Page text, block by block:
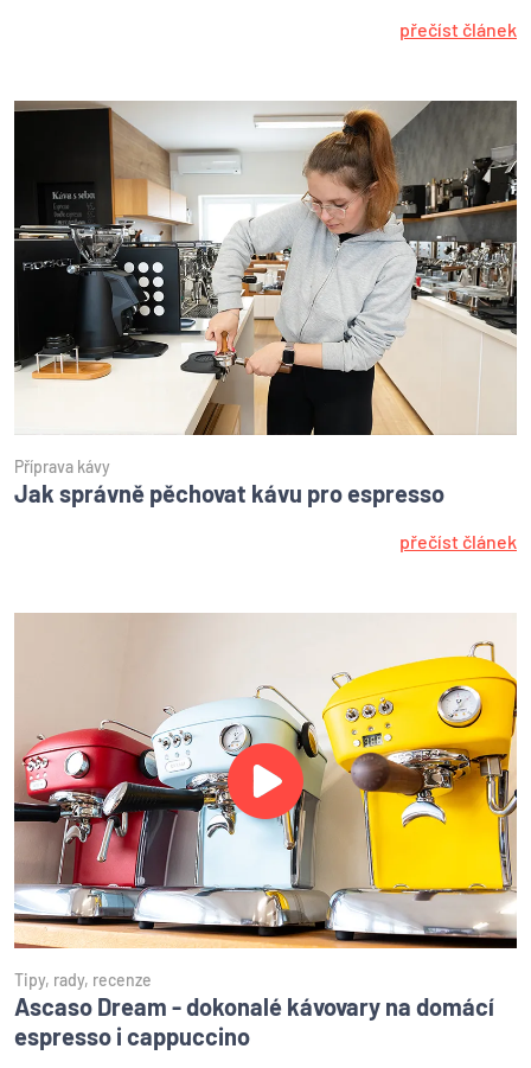
přečíst článek
Příprava kávy
Jak správně pěchovat kávu pro espresso
přečíst článek
Tipy, rady, recenze
Ascaso Dream - dokonalé kávovary na domácí
espresso i cappuccino